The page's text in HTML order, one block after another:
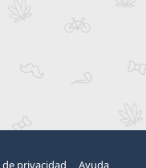
de privacidad Ayuda